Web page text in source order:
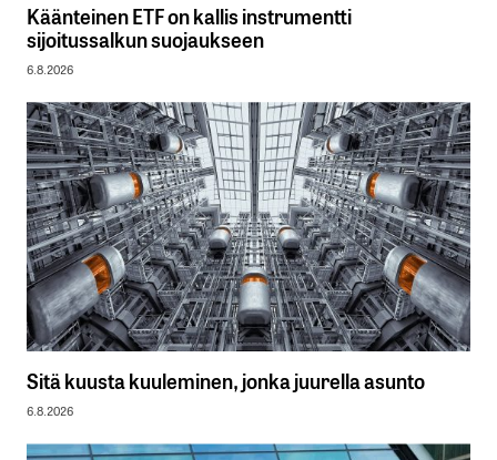
Käänteinen ETF on kallis instrumentti
sijoitussalkun suojaukseen
6.8.2026
Sitä kuusta kuuleminen, jonka juurella asunto
6.8.2026